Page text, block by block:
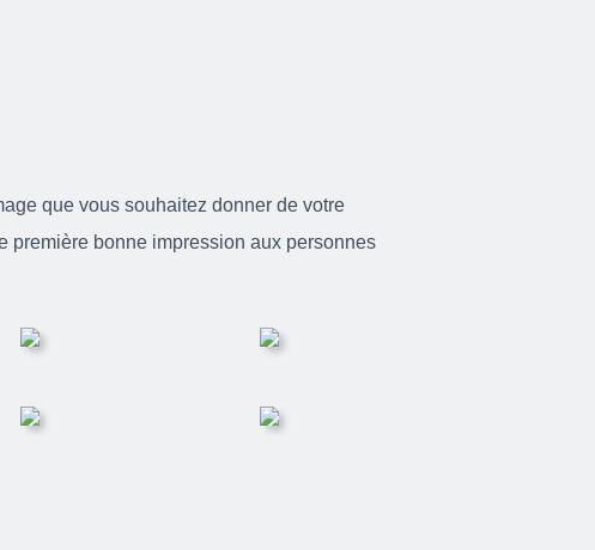
que vous souhaitez donner de votre
première bonne impression aux personnes